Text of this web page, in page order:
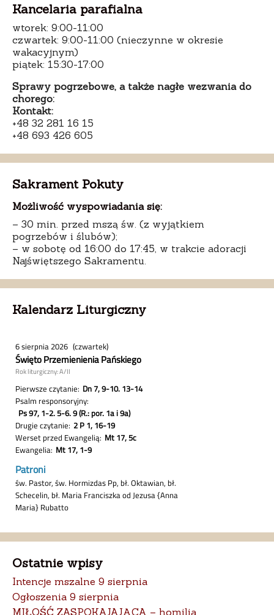
Kancelaria parafialna
wtorek: 9:00-11:00
czwartek: 9:00-11:00 (nieczynne w okresie
wakacyjnym)
piątek: 15:30-17:00
Sprawy pogrzebowe, a także nagłe wezwania do
chorego:
Kontakt:
+48 32 281 16 15
+48 693 426 605
Sakrament Pokuty
Możliwość wyspowiadania się:
– 30 min. przed mszą św. (z wyjątkiem
pogrzebów i ślubów);
– w sobotę od 16:00 do 17:45, w trakcie adoracji
Najświętszego Sakramentu.
Kalendarz Liturgiczny
Ostatnie wpisy
Intencje mszalne 9 sierpnia
Ogłoszenia 9 sierpnia
MIŁOŚĆ ZASPOKAJAJĄCA – homilia